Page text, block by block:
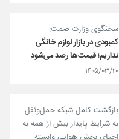
سخنگوی وزارت صمت:
کمبودی در بازار لوازم خانگی
نداریم؛ قیمت‌ها رصد می‌شود
۱۴۰۵/۰۳/۲۰
بازگشت کامل شبکه حمل‌و‌نقل
به شرایط پایدار بیش از همه به